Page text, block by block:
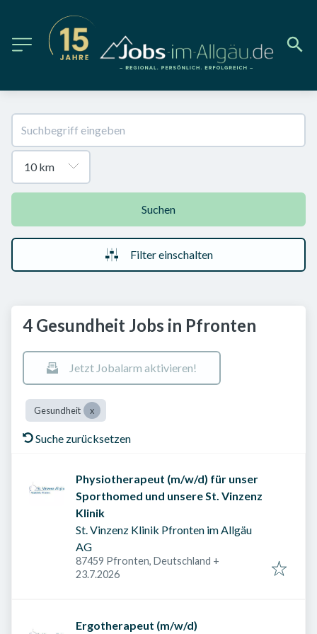
Suchen
Filter einschalten
4 Gesundheit Jobs in Pfronten
Jetzt Jobalarm aktivieren!
Gesundheit
Suche zurücksetzen
Physiotherapeut (m/w/d) für unser
Sporthomed und unsere St. Vinzenz
Klinik
St. Vinzenz Klinik Pfronten im Allgäu
AG
87459 Pfronten, Deutschland +
Veröffentlicht am
23.7.2026
Ergotherapeut (m/w/d)